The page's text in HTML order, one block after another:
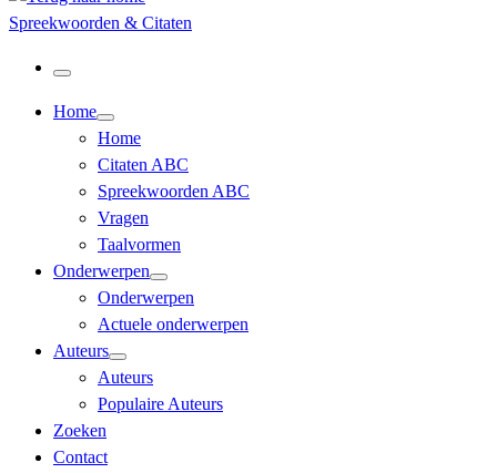
Spreekwoorden & Citaten
Menu
Home
Home
Citaten ABC
Spreekwoorden ABC
Vragen
Taalvormen
Onderwerpen
Onderwerpen
Actuele onderwerpen
Auteurs
Auteurs
Populaire Auteurs
Zoeken
Contact